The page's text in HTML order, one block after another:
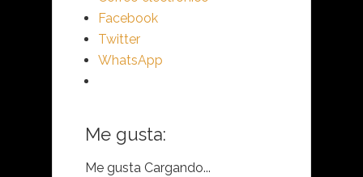
Facebook
Twitter
WhatsApp
Me gusta:
Me gusta Cargando...